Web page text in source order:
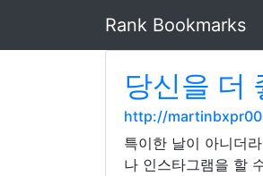
Rank Bookmarks
당신을 더
http://
특이한 날이 아니더
나 인스타그램을 할